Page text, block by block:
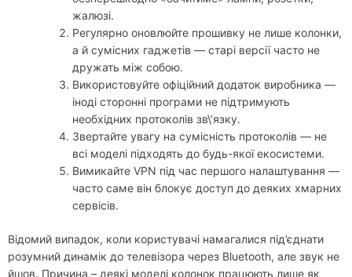
жалюзі.
Регулярно оновлюйте прошивку не лише колонки,
а й сумісних гаджетів — старі версії часто не
дружать між собою.
Використовуйте офіційний додаток виробника —
іноді сторонні програми не підтримують
необхідних протоколів зв\’язку.
Звертайте увагу на сумісність протоколів — не
всі моделі підходять до будь-якої екосистеми.
Вимикайте VPN під час першого налаштування —
часто саме він блокує доступ до деяких хмарних
сервісів.
Відомий випадок, коли користувачі намагалися під’єднати
розумний динамік до телевізора через Bluetooth, але звук не
йшов. Причина – деякі моделі колонок працюють лише як